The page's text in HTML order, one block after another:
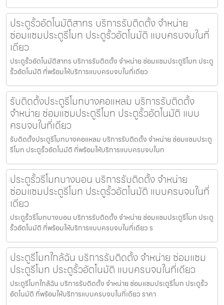
ประตูรั้วอัตโนมัติสาทร บริการรับติดตั้ง จำหน่าย
ซ่อมแซมประตูรีโมท ประตูรั้วอัตโนมัติ แบบครบจบในที่
เดียว
ประตูรั้วอัตโนมัติสาทร บริการรับติดตั้ง จำหน่าย ซ่อมแซมประตูรีโมท ประตู
รั้วอัตโนมัติ ที่พร้อมให้บริการแบบครบจบในที่เดียว
รับติดตั้งประตูรีโมทบางคอแหลม บริการรับติดตั้ง
จำหน่าย ซ่อมแซมประตูรีโมท ประตูรั้วอัตโนมัติ แบบ
ครบจบในที่เดียว
รับติดตั้งประตูรีโมทบางคอแหลม บริการรับติดตั้ง จำหน่าย ซ่อมแซมประตู
รีโมท ประตูรั้วอัตโนมัติ ที่พร้อมให้บริการแบบครบจบในท
ประตูรั้วรีโมทบางบอน บริการรับติดตั้ง จำหน่าย
ซ่อมแซมประตูรีโมท ประตูรั้วอัตโนมัติ แบบครบจบในที่
เดียว
ประตูรั้วรีโมทบางบอน บริการรับติดตั้ง จำหน่าย ซ่อมแซมประตูรีโมท ประตู
รั้วอัตโนมัติ ที่พร้อมให้บริการแบบครบจบในที่เดียว ร
ประตูรีโมทใกล้ฉัน บริการรับติดตั้ง จำหน่าย ซ่อมแซม
ประตูรีโมท ประตูรั้วอัตโนมัติ แบบครบจบในที่เดียว
ประตูรีโมทใกล้ฉัน บริการรับติดตั้ง จำหน่าย ซ่อมแซมประตูรีโมท ประตูรั้ว
อัตโนมัติ ที่พร้อมให้บริการแบบครบจบในที่เดียว ราคา